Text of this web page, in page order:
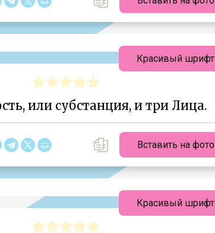
или субстанция, и три Лица.
Вставить на фото
Красивый шрифт
Красивый шрифт